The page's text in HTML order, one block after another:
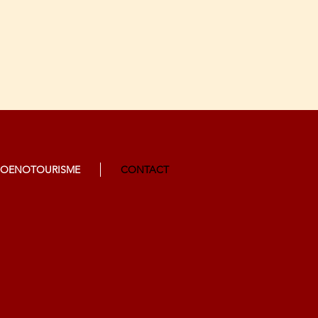
OENOTOURISME CONTACT